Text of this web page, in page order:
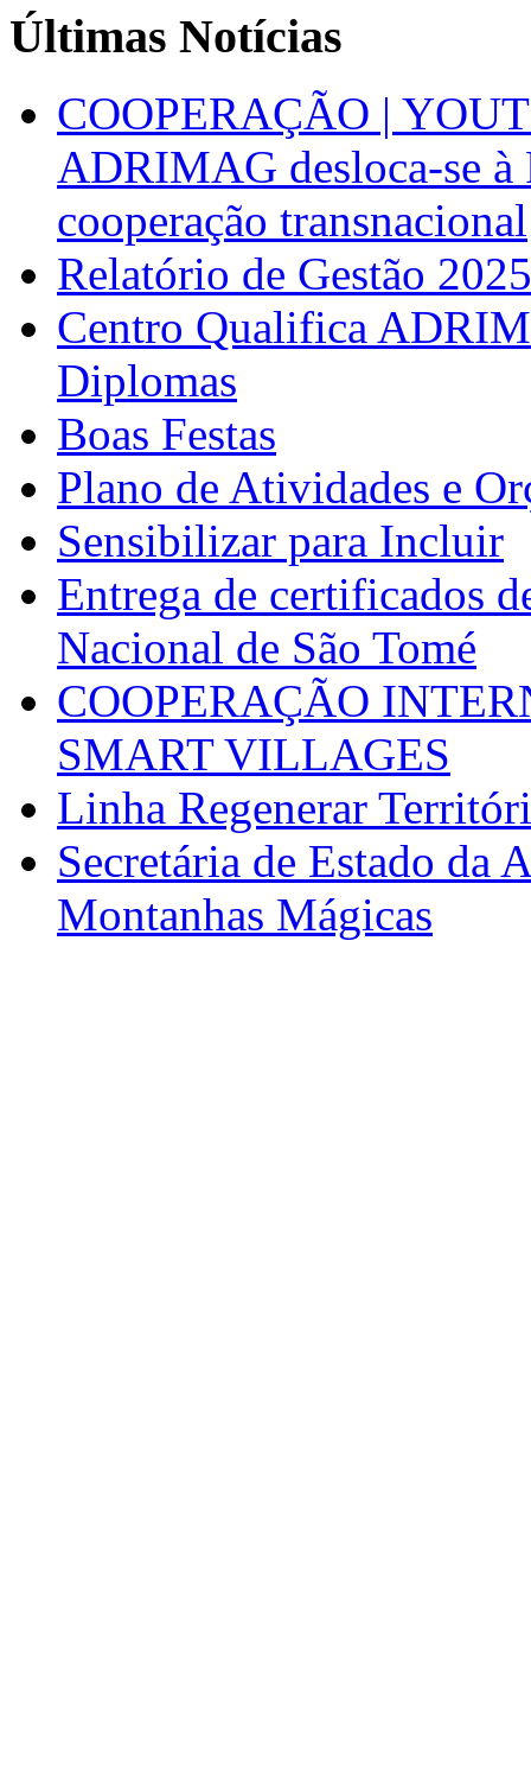
Últimas Notícias
COOPERAÇÃO |
ADRIMAG desloca-se
cooperação transnacional
Relatório de Gestão 2025
Centro Qualifica
Diplomas
Boas Festas
Plano de Atividades e
Sensibilizar para Incluir
Entrega de certificados
Nacional de São Tomé
COOPERAÇÃO
SMART VILLAGES
Linha Regenerar
Secretária de Estado da
Montanhas Mágicas